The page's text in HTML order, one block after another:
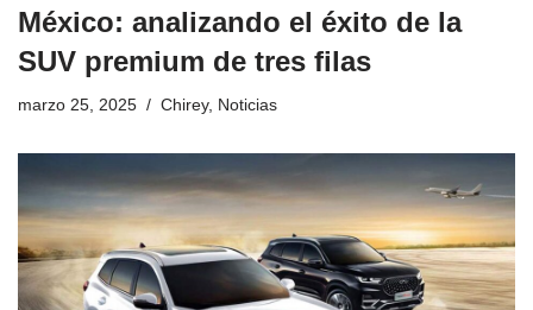
México: analizando el éxito de la
SUV premium de tres filas
marzo 25, 2025 Chirey, Noticias